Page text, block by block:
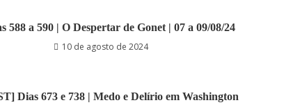
588 a 590 | O Despertar de Gonet | 07 a 09/08/24
10 de agosto de 2024
Dias 673 e 738 | Medo e Delírio em Washington